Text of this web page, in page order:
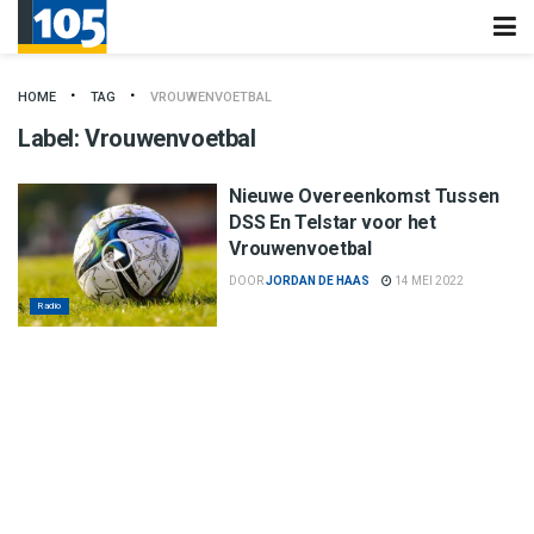
HOME TAG VROUWENVOETBAL
Label:Vrouwenvoetbal
Radio
Nieuwe Overeenkomst Tussen
DSS En Telstar voor het
Vrouwenvoetbal
DOORJORDAN DE HAAS 14 MEI 2022